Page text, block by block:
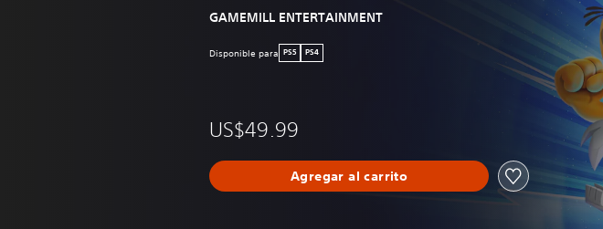
GAMEMILL ENTERTAINMENT
Disponible para PS5 PS4
US$49.99
Agregar al carrito